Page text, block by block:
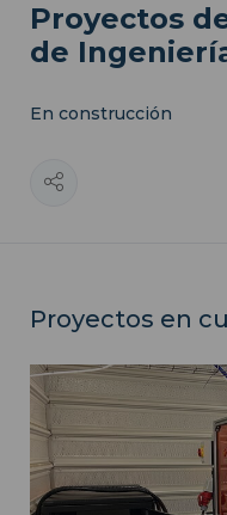
Proyectos
de
En construcción
Proyectos en